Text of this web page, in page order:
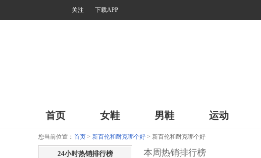
关注 下载APP
首页 女鞋 男鞋 运动
您当前位置： 首页 > 新百伦和耐克哪个好 > 新百伦和耐克哪个好
24小时热销排行榜 本周热销排行榜